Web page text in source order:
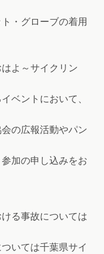
・グローブの着用
よ～サイクリン
ベントにおいて、
の広報活動やパン
加の申し込みをお
る事故については
いては千葉県サイ